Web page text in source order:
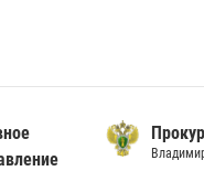
27 июля 2026,
Центральный
105-летие